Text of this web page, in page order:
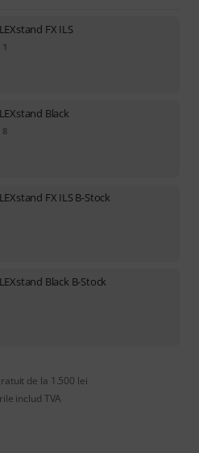
FX ILS
1
Black
8
FX ILS B-Stock
Black B-Stock
de la 1.500 lei
includ TVA